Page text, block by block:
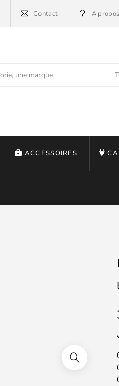
Contact A propos
ACCESSOIRES